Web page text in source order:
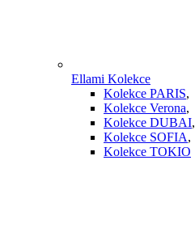
Ellami Kolekce
Kolekce PARIS,
Kolekce Verona,
Kolekce DUBAI,
Kolekce SOFIA,
Kolekce TOKIO